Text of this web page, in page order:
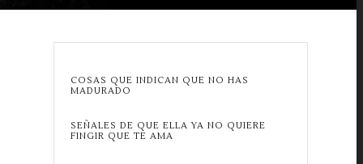
COSAS QUE INDICAN QUE NO HAS
MADURADO
SEÑALES DE QUE ELLA YA NO QUIERE
FINGIR QUE TE AMA